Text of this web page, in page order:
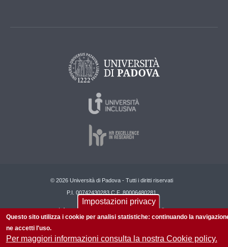
© 2026 Università di Padova - Tutti i diritti riservati
P.I. 00742430283 C.F. 80006480281
Informazioni su questo sito Privacy policy
Impostazioni privacy
Questo sito utilizza i cookie per analisi statistiche: continuando la
ne accetti l'uso.
Per maggiori informazioni consulta la nostra Cookie policy.